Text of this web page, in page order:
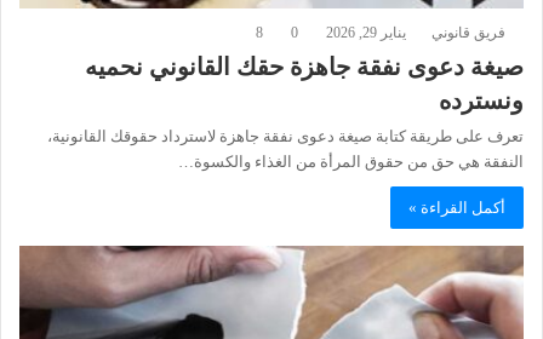
فريق قانوني يناير 29, 2026 0
8
صيغة دعوى نفقة جاهزة حقك القانوني نحميه
ونسترده
تعرف على طريقة كتابة صيغة دعوى نفقة جاهزة لاسترداد حقوقك القانونية،
النفقة هي حق من حقوق المرأة من الغذاء والكسوة…
أكمل القراءة »